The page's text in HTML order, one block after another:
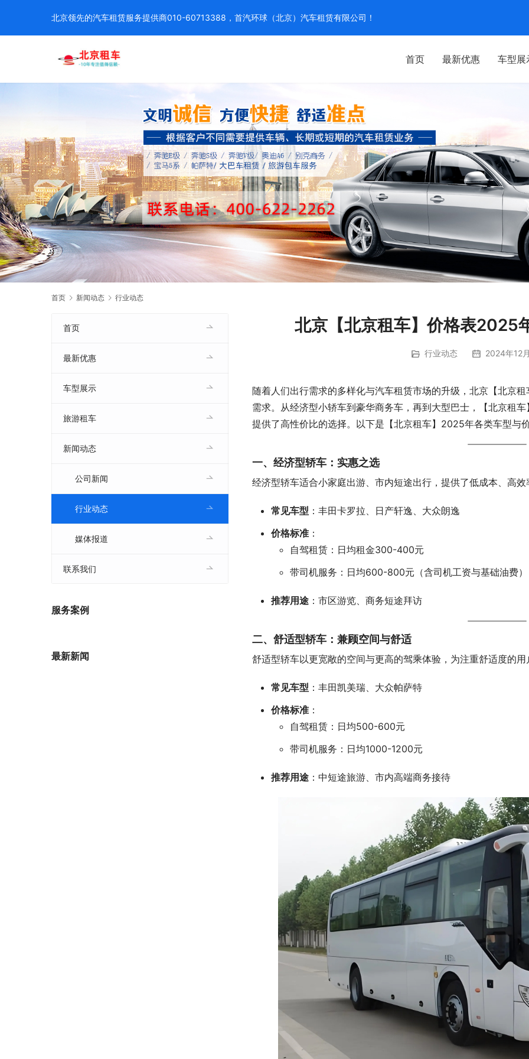
首页 最新优惠 车型展
首页 新闻动态 行业动态
北京【北京租车】价格表2025
行业动态 2024年12
随着人们出行需求的多样化与汽车租赁市场的升级，北京【北京
需求。从经济型小轿车到豪华商务车，再到大型巴士，【北京租
提供了高性价比的选择。以下是【北京租车】2025年各类车型与价
一、经济型轿车：实惠之选
经济型轿车适合小家庭出游、市内短途出行，提供了低成本、高效
常见车型 ：丰田卡罗拉、日产轩逸、大众朗逸
价格标准 ：
自驾租赁：日均租金300-400元
带司机服务：日均600-800元（含司机工资与基础油费）
推荐用途 ：市区游览、商务短途拜访
二、舒适型轿车：兼顾空间与舒适
舒适型轿车以更宽敞的空间与更高的驾乘体验，为注重舒适度的用
常见车型 ：丰田凯美瑞、大众帕萨特
价格标准 ：
自驾租赁：日均500-600元
带司机服务：日均1000-1200元
推荐用途 ：中短途旅游、市内高端商务接待
首页
最新优惠
车型展示
旅游租车
新闻动态
公司新闻
行业动态
媒体报道
联系我们
服务案例
最新新闻
北京领先的汽车租赁服务提供商010-60713388，首汽环球（北京）汽车租赁有限公司！